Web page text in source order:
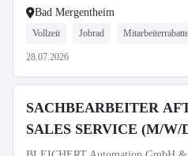
Bad Mergentheim
Vollzeit Jobrad Mitarbeiterrabatte
28.07.2026
SACHBEARBEITER
SALES SERVICE (M/W/